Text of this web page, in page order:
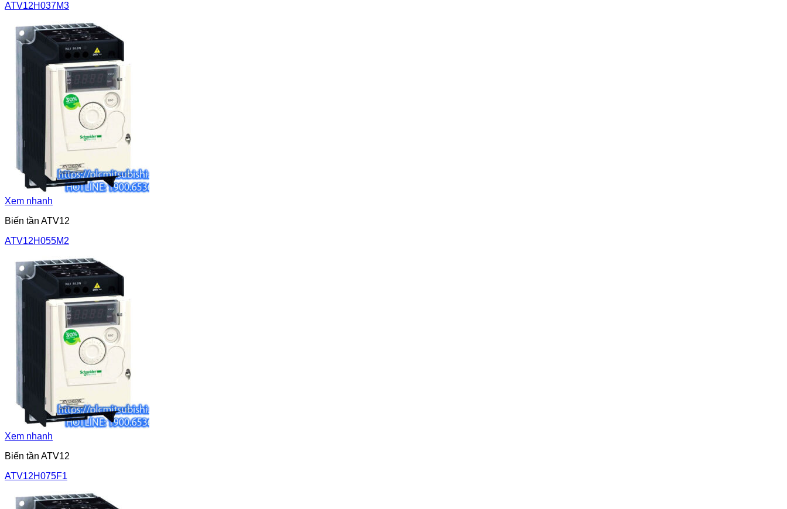
ATV12H037M3
Xem nhanh
Biến tần ATV12
ATV12H055M2
Xem nhanh
Biến tần ATV12
ATV12H075F1